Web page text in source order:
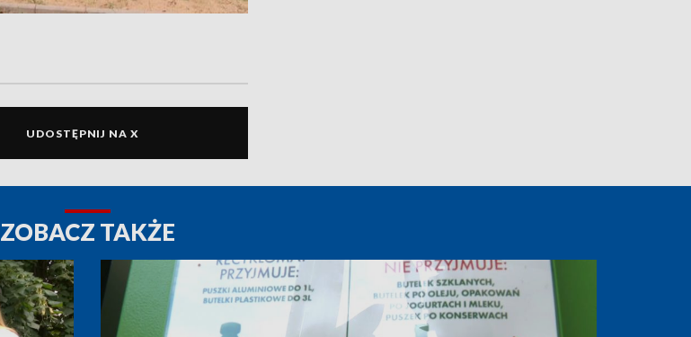
UDOSTĘPNIJ NA X
ZOBACZ TAKŻE